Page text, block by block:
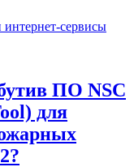
сервисы
ПО NSC
для